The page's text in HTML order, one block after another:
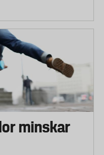
minskar